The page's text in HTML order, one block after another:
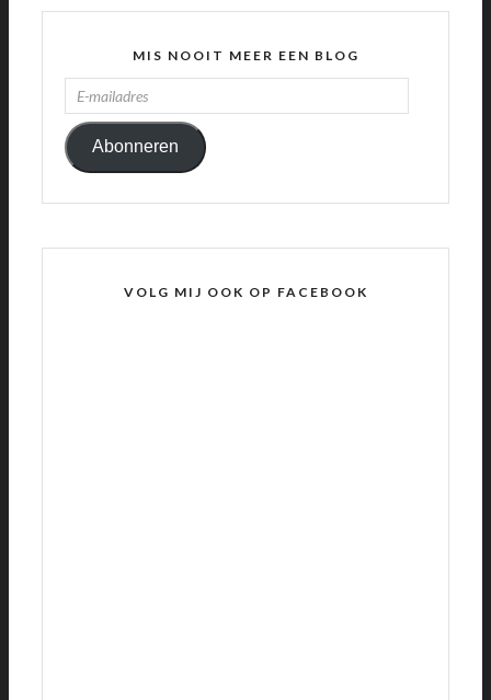
MIS NOOIT MEER EEN BLOG
MAILADRES
Abonneren
VOLG MIJ OOK OP FACEBOOK